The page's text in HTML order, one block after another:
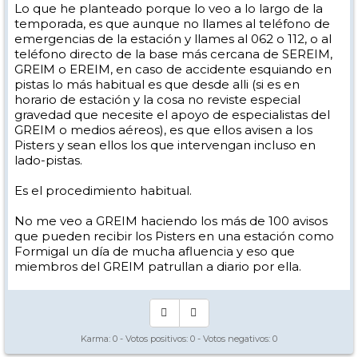
Lo que he planteado porque lo veo a lo largo de la
temporada, es que aunque no llames al teléfono de
emergencias de la estación y llames al 062 o 112, o al
teléfono directo de la base más cercana de SEREIM,
GRElM o EREIM, en caso de accidente esquiando en
pistas lo más habitual es que desde alli (si es en
horario de estación y la cosa no reviste especial
gravedad que necesite el apoyo de especialistas del
GREIM o medios aéreos), es que ellos avisen a los
Pisters y sean ellos los que intervengan incluso en
lado-pistas.
Es el procedimiento habitual.
No me veo a GREIM haciendo los más de 100 avisos
que pueden recibir los Pisters en una estación como
Formigal un día de mucha afluencia y eso que
miembros del GREIM patrullan a diario por ella.
Karma: 0 - Votos positivos: 0 - Votos negativos: 0